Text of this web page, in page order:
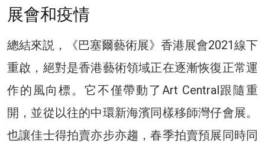
展會和疫情
總結來説，《巴塞爾藝術展》香港展會2021線下
重啟，絕對是香港藝術領域正在逐漸恢復正常運
作的風向標。它不僅帶動了Art Central跟隨重
開，並從以往的中環新海濱同樣移師灣仔會展。
也讓佳士得拍賣亦步亦趨，春季拍賣預展同時同